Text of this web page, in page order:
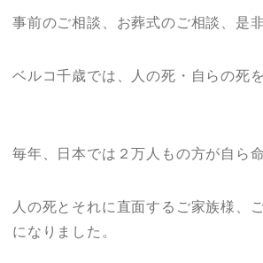
事前のご相談、お葬式のご相談、是
ベルコ千歳では、人の死・自らの死
毎年、日本では２万人もの方が自ら
人の死とそれに直面するご家族様、
になりました。